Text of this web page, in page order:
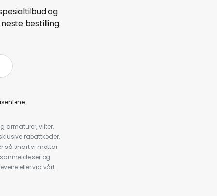
og
bestilling.
.
armaturer, vifter,
rabattkoder,
så snart vi mottar
og
eller via vårt